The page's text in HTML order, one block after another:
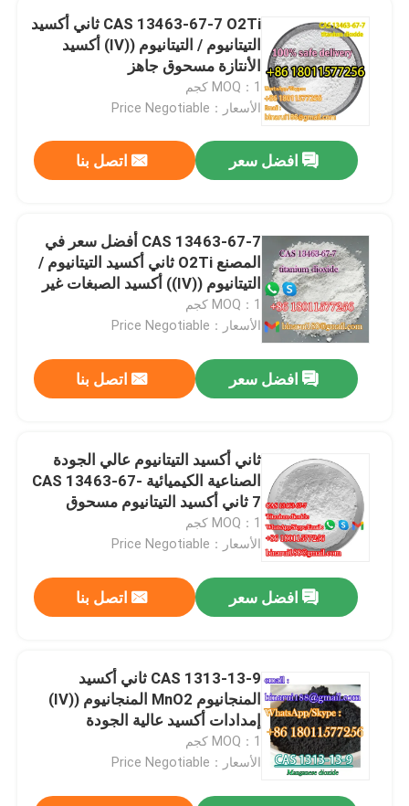
CAS 13463-67-7 O2Ti ثاني أكسيد
التيتانيوم / التيتانيوم ((IV) أكسيد
الأنتازة مسحوق جاهز
MOQ：1 كجم
الأسعار：Price Negotiable
افضل سعر اتصل بنا
CAS 13463-67-7 أفضل سعر في
المصنع O2Ti ثاني أكسيد التيتانيوم /
التيتانيوم ((IV)) أكسيد الصبغات غير
العضوية
MOQ：1 كجم
الأسعار：Price Negotiable
افضل سعر اتصل بنا
ثاني أكسيد التيتانيوم عالي الجودة
الصناعية الكيميائية CAS 13463-67-
7 ثاني أكسيد التيتانيوم مسحوق
روتيل استخدام عام
MOQ：1 كجم
الأسعار：Price Negotiable
افضل سعر اتصل بنا
CAS 1313-13-9 ثاني أكسيد
المنجانيوم MnO2 المنجانيوم ((IV)
إمدادات أكسيد عالية الجودة
MOQ：1 كجم
الأسعار：Price Negotiable